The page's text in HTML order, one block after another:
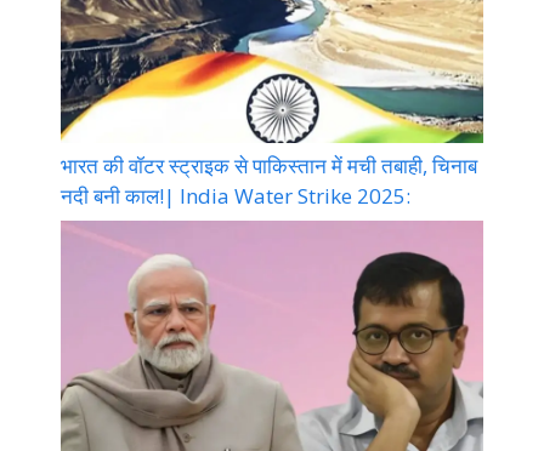
भारत की वॉटर स्ट्राइक से पाकिस्तान में मची तबाही, चिनाब
नदी बनी काल!| India Water Strike 2025: